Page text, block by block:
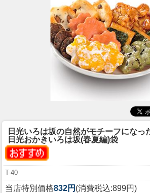
日光いろは坂の自然がモチーフになっ
日光おかきいろは坂(春夏編)袋
T-40
当店特別価格832円 (消費税込:899円)